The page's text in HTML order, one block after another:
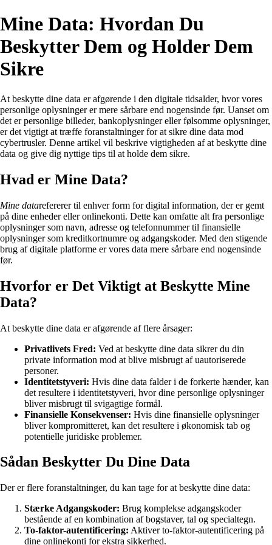
Mine Data: Hvordan Du
Beskytter Dem og Holder Dem
Sikre
At beskytte dine data er afgørende i den digitale tidsalder, hvor vores
personlige oplysninger er mere sårbare end nogensinde før. Uanset om
det er personlige billeder, bankoplysninger eller følsomme oplysninger,
er det vigtigt at træffe foranstaltninger for at sikre dine data mod
cybertrusler. Denne artikel vil beskrive vigtigheden af at beskytte dine
data og give dig nyttige tips til at holde dem sikre.
Hvad er Mine Data?
Mine datarefererer til enhver form for digital information, der er gemt
på dine enheder eller onlinekonti. Dette kan omfatte alt fra personlige
oplysninger som navn, adresse og telefonnummer til finansielle
oplysninger som kreditkortnumre og adgangskoder. Med den stigende
brug af digitale platforme er vores data mere sårbare end nogensinde
før.
Hvorfor er Det Viktigt at Beskytte Mine
Data?
At beskytte dine data er afgørende af flere årsager:
Privatlivets Fred: Ved at beskytte dine data sikrer du din
private information mod at blive misbrugt af uautoriserede
personer.
Identitetstyveri: Hvis dine data falder i de forkerte hænder, kan
det resultere i identitetstyveri, hvor dine personlige oplysninger
bliver misbrugt til svigagtige formål.
Finansielle Konsekvenser: Hvis dine finansielle oplysninger
bliver kompromitteret, kan det resultere i økonomisk tab og
potentielle juridiske problemer.
Sådan Beskytter Du Dine Data
Der er flere foranstaltninger, du kan tage for at beskytte dine data:
Stærke Adgangskoder: Brug komplekse adgangskoder
bestående af en kombination af bogstaver, tal og specialtegn.
To-faktor-autentificering: Aktiver to-faktor-autentificering på
dine onlinekonti for ekstra sikkerhed.